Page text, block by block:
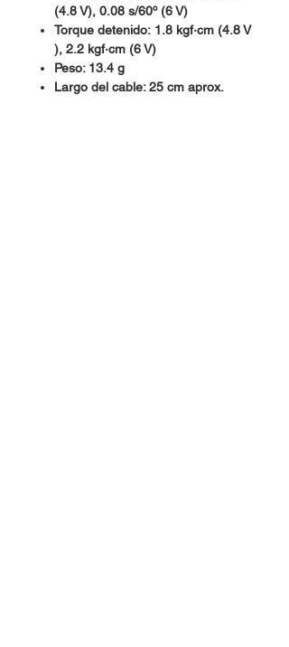
(4.8 V), 0.08 s/60º (6 V)
Torque detenido: 1.8 kgf∙cm (4.8 V
), 2.2 kgf∙cm (6 V)
Peso: 13.4 g
Largo del cable: 25 cm aprox.